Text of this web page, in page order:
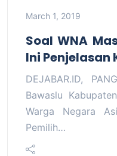
March 1, 2019
Soal WNA
Ini Penjelasan
DEJABAR.ID,
Bawaslu
Warga Negara
Pemilih…